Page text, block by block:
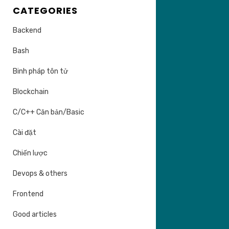
CATEGORIES
Backend
Bash
Binh pháp tôn tử
Blockchain
C/C++ Căn bản/Basic
Cài đặt
Chiến lược
Devops & others
Frontend
Good articles